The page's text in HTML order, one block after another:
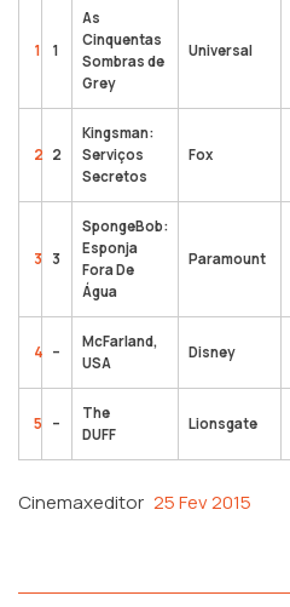
1 1
As
Cinquentas
Sombras de
Grey
Universal
2 2
Kingsman:
Serviços
Secretos
Fox
3 3
SpongeBob:
Esponja
Fora De
Água
Paramount
4 –
McFarland,
USA
Disney
5 –
The
DUFF
Lionsgate
Cinemaxeditor 25 Fev 2015